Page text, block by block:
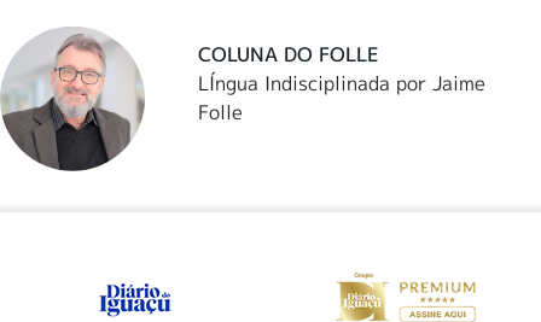
COLUNA DO FOLLE
LÍngua Indisciplinada por Jaime
Folle